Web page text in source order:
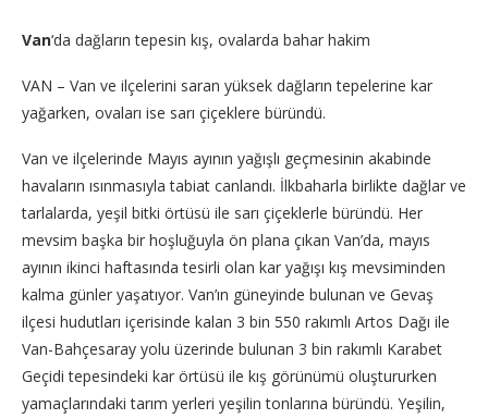
Van‘da dağların tepesin kış, ovalarda bahar hakim
VAN – Van ve ilçelerini saran yüksek dağların tepelerine kar
yağarken, ovaları ise sarı çiçeklere büründü.
Van ve ilçelerinde Mayıs ayının yağışlı geçmesinin akabinde
havaların ısınmasıyla tabiat canlandı. İlkbaharla birlikte dağlar ve
tarlalarda, yeşil bitki örtüsü ile sarı çiçeklerle büründü. Her
mevsim başka bir hoşluğuyla ön plana çıkan Van’da, mayıs
ayının ikinci haftasında tesirli olan kar yağışı kış mevsiminden
kalma günler yaşatıyor. Van’ın güneyinde bulunan ve Gevaş
ilçesi hudutları içerisinde kalan 3 bin 550 rakımlı Artos Dağı ile
Van-Bahçesaray yolu üzerinde bulunan 3 bin rakımlı Karabet
Geçidi tepesindeki kar örtüsü ile kış görünümü oluştururken
yamaçlarındaki tarım yerleri yeşilin tonlarına büründü. Yeşilin,